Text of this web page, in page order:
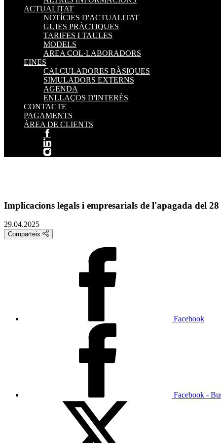
ACTUALITAT
NOTÍCIES D'ACTUALITAT
GUIES PRÀCTIQUES
TARIFES I TAULES
MODELS
AREA COL·LABORADORS
EINES
CALCULADORES BÀSIQUES
SIMULADORS EXTERNS
AGENDA
ENLLAÇOS D'INTERÈS
CONTACTE
PAGAMENTS
ÀREA DE CLIENTS
Implicacions legals i empresarials de l'apagada del
29.04.2025
Comparteix
Facebook
Facebook -